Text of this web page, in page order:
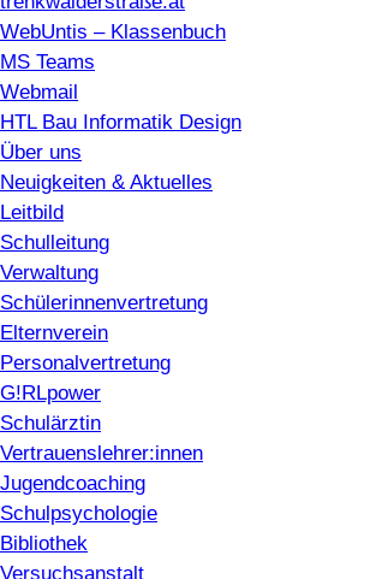
WebUntis – Klassenbuch
MS Teams
Webmail
HTL Bau Informatik Design
Über uns
Neuigkeiten & Aktuelles
Leitbild
Schulleitung
Verwaltung
Schülerinnenvertretung
Elternverein
Personalvertretung
G!RLpower
Schulärztin
Vertrauenslehrer:innen
Jugendcoaching
Schulpsychologie
Bibliothek
Versuchsanstalt